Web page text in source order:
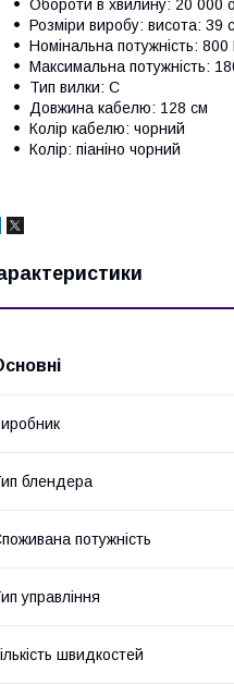
Обороти в хвилину: 20 000
Розміри виробу: висота:
Номінальна потужність: 800
Максимальна потужність:
Тип вилки: C
Довжина кабелю: 128 см
Колір кабелю: чорний
Колір: піаніно чорний
блендера
потужність
управління
швидкостей